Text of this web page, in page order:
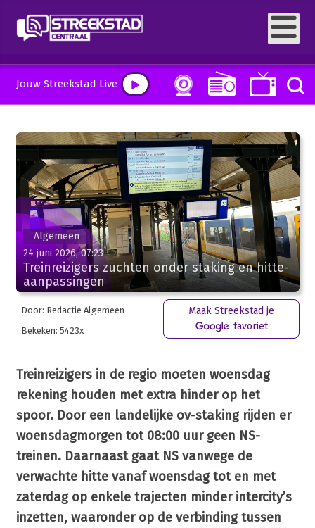
Jouw Streekstad Live
Algemeen
24 juni 2026, 07:23
Treinreizigers zuchten onder staking en hitte-
aanpassingen
Door: Redactie Algemeen
Bekeken: 5423x
Maak Streekstad je
favoriet
Treinreizigers in de regio moeten woensdag
rekening houden met extra hinder op het
spoor. Door een landelijke ov-staking rijden er
woensdagmorgen tot 08:00 uur geen NS-
treinen. Daarnaast gaat NS vanwege de
verwachte hitte vanaf woensdag tot en met
zaterdag op enkele trajecten minder intercity’s
inzetten, waaronder op de verbinding tussen